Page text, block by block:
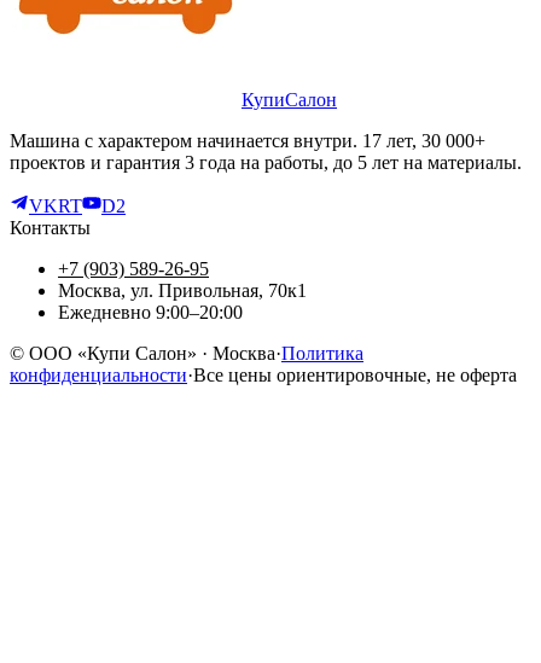
КупиСалон
Машина с характером начинается внутри. 17 лет, 30 000+
проектов и гарантия 3 года на работы, до 5 лет на материалы.
VKRT
D2
Контакты
+7 (903) 589-26-95
Москва, ул. Привольная, 70к1
Ежедневно 9:00–20:00
© ООО «Купи Салон» · Москва·Политика
конфиденциальности·Все цены ориентировочные, не оферта